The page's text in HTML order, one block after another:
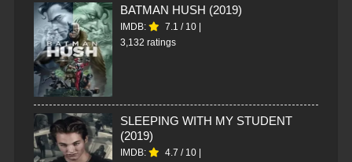
BATMAN HUSH (2019)
IMDB: 7.1 / 10
3,132 ratings
SLEEPING WITH MY STUDENT
(2019)
IMDB: 4.7 / 10